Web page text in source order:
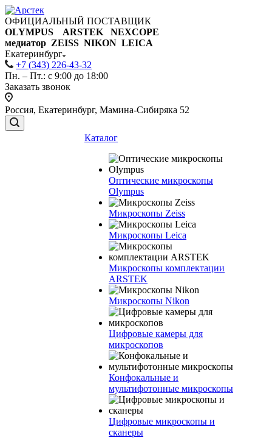
ОФИЦИАЛЬНЫЙ ПОСТАВЩИК
OLYMPUS ARSTEK NEXCOPE
медиатор ZEISS NIKON LEICA
Екатеринбург
+7 (343) 226-43-32
Пн. – Пт.: с 9:00 до 18:00
Заказать звонок
Россия, Екатеринбург, Мамина-Сибиряка 52
Каталог
Оптические микроскопы
Olympus
Микроскопы Zeiss
Микроскопы Leica
Микроскопы комплектации
ARSTEK
Микроскопы Nikon
Цифровые камеры для
микроскопов
Конфокальные и
мультифотонные микроскопы
Цифровые микроскопы и
сканеры